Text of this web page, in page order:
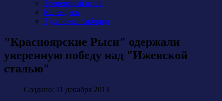
Тренерский штаб
Календарь
Турнирная таблица
"Красноярские Рыси" одержали
уверенную победу над "Ижевской
сталью"
Создано: 11 декабря 2013